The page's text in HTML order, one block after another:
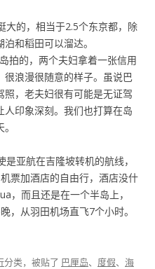
的，相当于2.5个东京都，除
和稻田可以溜达。
拍的，两个夫妇拿着一张信用
浪漫很随意的样子。虽说巴
，老夫妇很有可能是无证驾
印象深刻。我们也打算在岛
亚航在吉隆坡转机的航线，
票加酒店的自由行，酒店没什
，而且还是在一个半岛上，
，从羽田机场直飞7个小时。
分类，被贴了 巴厘岛、 度假、 海